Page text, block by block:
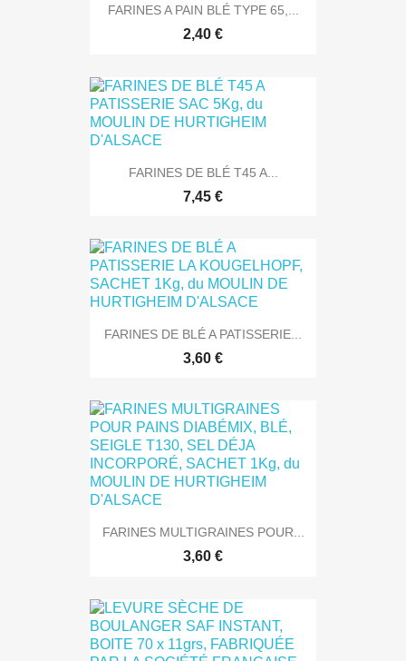
FARINES A PAIN BLÉ TYPE 65,...
2,40 €
FARINES DE BLÉ T45 A...
7,45 €
FARINES DE BLÉ A PATISSERIE...
3,60 €
FARINES MULTIGRAINES POUR...
3,60 €